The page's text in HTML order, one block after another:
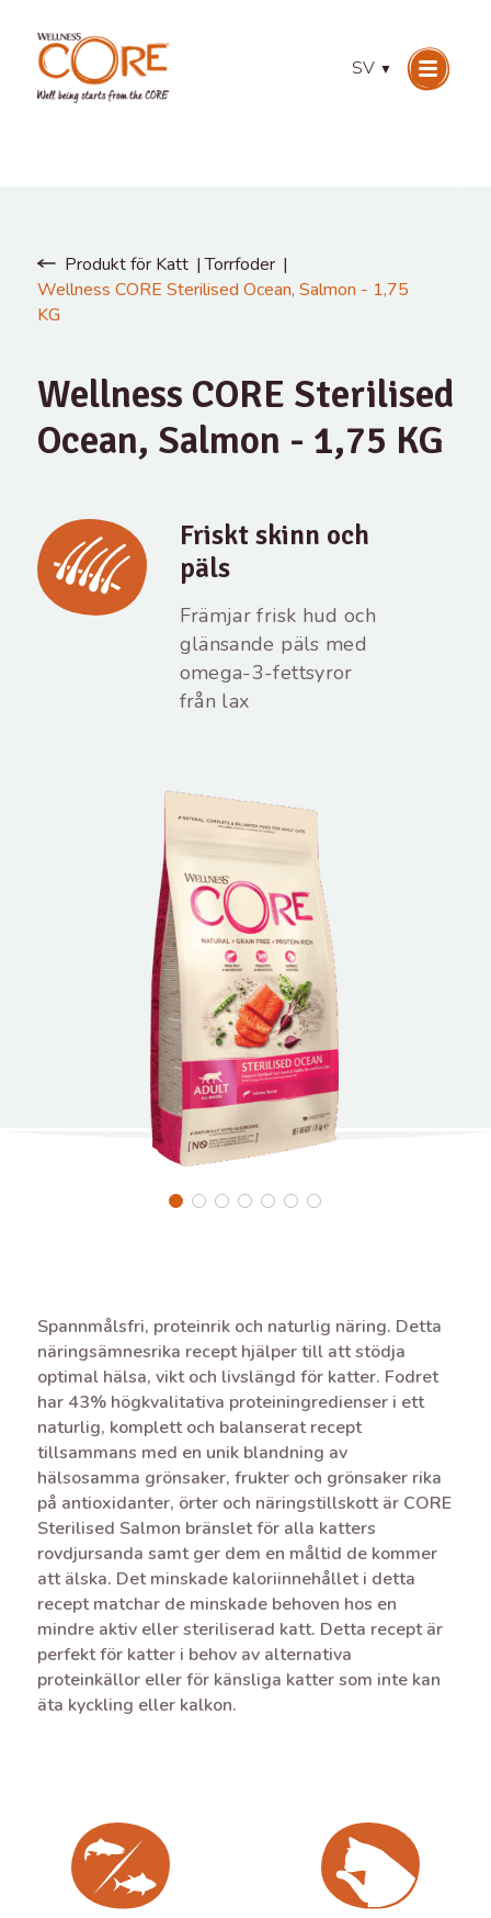
SV ▼
Produkt för Katt
Torrfoder
Wellness CORE Sterilised Ocean, Salmon - 1,75
KG
Wellness CORE Sterilised
Ocean, Salmon - 1,75 KG
Friskt skinn och
päls
Främjar frisk hud och
glänsande päls med
omega-3-fettsyror
från lax
Spannmålsfri, proteinrik och naturlig näring. Detta
näringsämnesrika recept hjälper till att stödja
optimal hälsa, vikt och livslängd för katter. Fodret
har 43% högkvalitativa proteiningredienser i ett
naturlig, komplett och balanserat recept
tillsammans med en unik blandning av
hälsosamma grönsaker, frukter och grönsaker rika
på antioxidanter, örter och näringstillskott är CORE
Sterilised Salmon bränslet för alla katters
rovdjursanda samt ger dem en måltid de kommer
att älska. Det minskade kaloriinnehållet i detta
recept matchar de minskade behoven hos en
mindre aktiv eller steriliserad katt. Detta recept är
perfekt för katter i behov av alternativa
proteinkällor eller för känsliga katter som inte kan
äta kyckling eller kalkon.